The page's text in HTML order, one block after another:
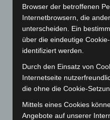
August 2026(14)
(73)
Juni 2026(139)
Mai 2026(99)
April 2026(99)
März 2026
(115)
Januar 2026(122)
Browser der betroffenen
Internetbrowsern, die
unterscheiden. Ein
über die eindeutige
identifiziert werden.
Durch den Einsatz von
Internetseite
die ohne die Cookie-
Mittels eines Cookies
Angebote auf unserer